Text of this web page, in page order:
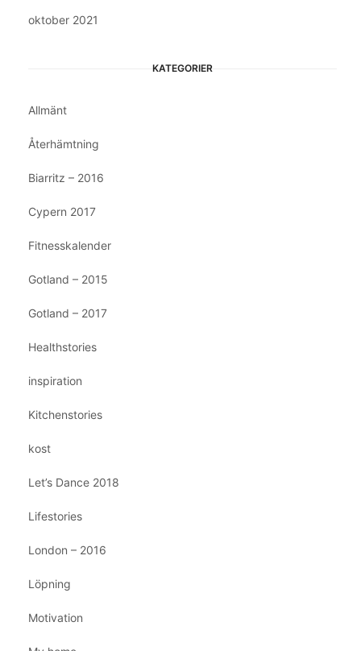
oktober 2021
KATEGORIER
Allmänt
Återhämtning
Biarritz – 2016
Cypern 2017
Fitnesskalender
Gotland – 2015
Gotland – 2017
Healthstories
inspiration
Kitchenstories
kost
Let’s Dance 2018
Lifestories
London – 2016
Löpning
Motivation